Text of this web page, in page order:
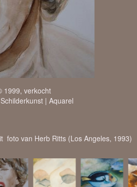
1999, verkocht
| Aquarel
foto van Herb Ritts (Los Angeles, 1993)